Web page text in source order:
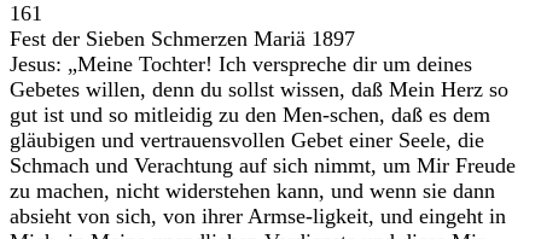
161
Fest der Sieben Schmerzen Mariä 1897
Jesus: „Meine Tochter! Ich verspreche dir um deines
Gebetes willen, denn du sollst wissen, daß Mein Herz so
gut ist und so mitleidig zu den Men-schen, daß es dem
gläubigen und vertrauensvollen Gebet einer Seele, die
Schmach und Verachtung auf sich nimmt, um Mir Freude
zu machen, nicht widerstehen kann, und wenn sie dann
absieht von sich, von ihrer Armse-ligkeit, und eingeht in